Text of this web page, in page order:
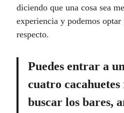
diciendo que una cosa sea
experiencia y podemos
respecto.
Puedes entrar a
cuatro
buscar los bares,